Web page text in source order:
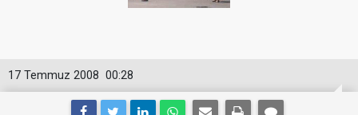
00:28
17 Temmuz 2008